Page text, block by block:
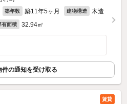
築年数 築11年5ヶ月 建物構造 木造
有面積 32.94㎡
件の通知を受け取る
賃貸